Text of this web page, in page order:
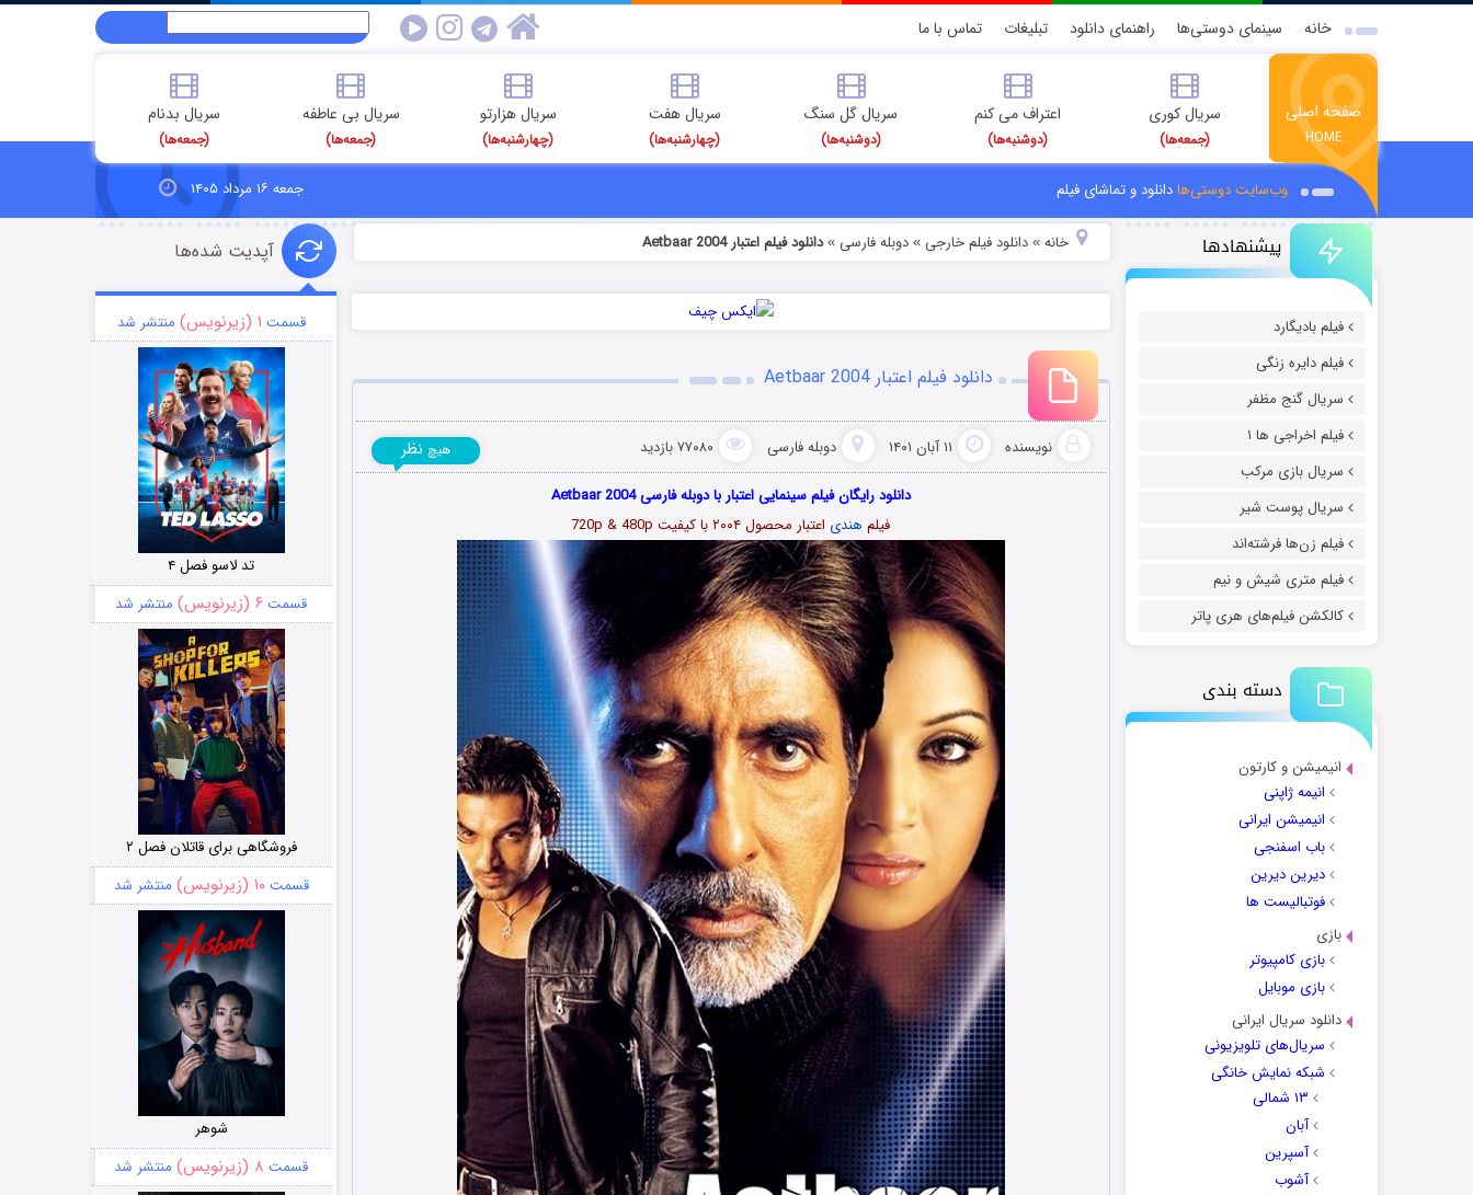
خانه سینمای دوستی‌ها راهنمای دانلود تبلیغات تماس با ما
صفحه اصلی
HOME
سریال کوری
(جمعه‌ها)
اعتراف می کنم
(دوشنبه‌ها)
سریال گل سنگ
(دوشنبه‌ها)
سریال هفت
(چهارشنبه‌ها)
سریال هزارتو
(چهارشنبه‌ها)
سریال بی عاطفه
(جمعه‌ها)
سریال بدنام
(جمعه‌ها)
وب‌سایت دوستی‌هادانلود و تماشای فیلم جمعه ۱۶ مرداد ۱۴۰۵
پیشنهادها
فیلم بادیگارد
فیلم دایره زنگی
سریال گنج مظفر
فیلم اخراجی ها ۱
سریال بازی مرکب
سریال پوست شیر
فیلم زن‌ها فرشته‌اند
فیلم متری شیش و نیم
کالکشن فیلم‌های هری پاتر
دسته بندی
انیمیشن و کارتون
انیمه ژاپنی
انیمیشن ایرانی
باب اسفنجی
دیرین دیرین
فوتبالیست ها
بازی
بازی کامپیوتر
بازی موبایل
دانلود سریال ایرانی
سریال‌های تلویزیونی
شبکه نمایش خانگی
۱۳ شمالی
آبان
آسپرین
آشوب
خانه» دانلود فیلم خارجی » دوبله فارسی »دانلود فیلم اعتبار Aetbaar 2004
دانلود فیلم اعتبار Aetbaar 2004
نویسنده ۱۱ آبان ۱۴۰۱ دوبله فارسی ۷۷۰۸۰ بازدید هیچ نظر
دانلود رایگان فیلم سینمایی اعتبار با دوبله فارسی Aetbaar 2004
فیلم هندی اعتبار محصول ۲۰۰۴ با کیفیت 720p & 480p
آپدیت شده‌ها
قسمت ۱ (زیرنویس) منتشر شد
تد لاسو فصل ۴
قسمت ۶ (زیرنویس) منتشر شد
فروشگاهی برای قاتلان فصل ۲
قسمت۱۰ (زیرنویس) منتشر شد
شوهر
قسمت ۸ (زیرنویس) منتشر شد